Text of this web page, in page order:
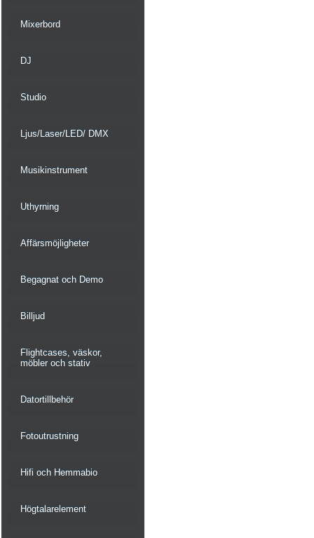
Mixerbord
DJ
Studio
Ljus/Laser/LED/ DMX
Musikinstrument
Uthyrning
Affärsmöjligheter
Begagnat och Demo
Billjud
Flightcases, väskor,
möbler och stativ
Datortillbehör
Fotoutrustning
Hifi och Hemmabio
Högtalarelement